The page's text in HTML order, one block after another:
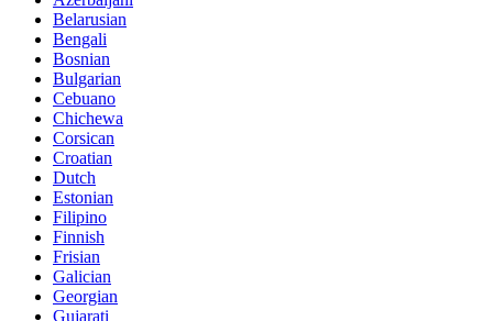
Belarusian
Bengali
Bosnian
Bulgarian
Cebuano
Chichewa
Corsican
Croatian
Dutch
Estonian
Filipino
Finnish
Frisian
Galician
Georgian
Gujarati